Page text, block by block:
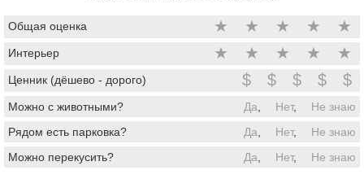
Общая оценка ★ ★ ★ ★ ★
Интерьер ★ ★ ★ ★ ★
Ценник (дёшево - дорого) $ $ $ $ $
Можно с животными? Да Нет,
Не знаю
Рядом есть парковка?
Да Нет,
Не знаю
Можно перекусить?
Да Нет, Не знаю